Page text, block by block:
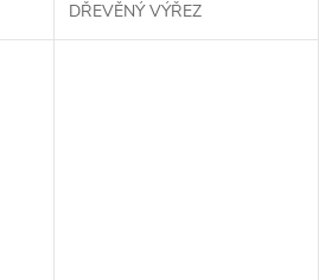
DŘEVĚNÝ VÝŘEZ